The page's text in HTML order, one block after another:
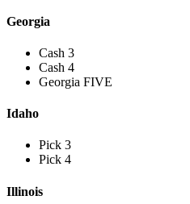
Georgia
Cash 3
Cash 4
Georgia FIVE
Idaho
Pick 3
Pick 4
Illinois